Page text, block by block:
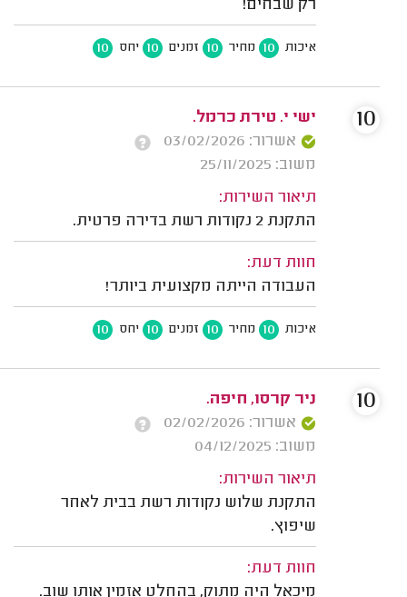
רק שבחים!
איכות 10 מחיר 10 זמנים 10 יחס 10
ישי י. טירת כרמל.
אשרור: 03/02/2026
משוב: 25/11/2025
תיאור השירות:
התקנת 2 נקודות רשת בדירה פרטית.
חוות דעת:
העבודה הייתה מקצועית ביותר!
איכות 10 מחיר 10 זמנים 10 יחס 10
10
ניר קרסו, חיפה.
אשרור: 02/02/2026
משוב: 04/12/2025
תיאור השירות:
התקנת שלוש נקודות רשת בבית לאחר
שיפוץ.
חוות דעת:
מיכאל היה מתוק, בהחלט אזמין אותו שוב.
10